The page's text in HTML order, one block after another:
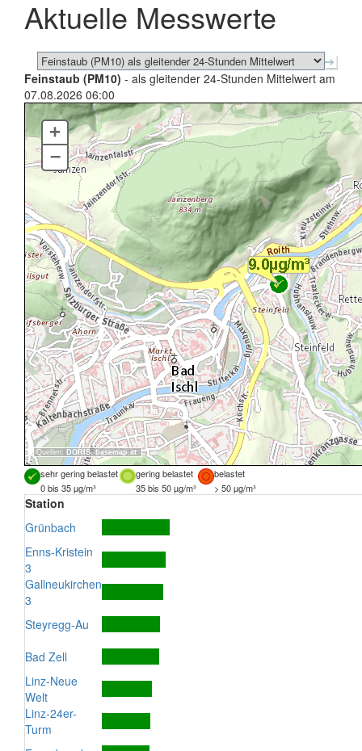
schließen
Aktuelle Messwerte
Feinstaub (PM10) - als gleitender 24-Stunden Mittelwert am
07.08.2026 06:00
Quellen: DORIS, basemap.at
+
–
sehr gering belastet gering belastet
belastet
0 bis 35 µg/m³
35 bis 50 µg/m³ > 50 µg/m³
Station
Grünbach
Enns-Kristein
3
Gallneukirchen
3
Steyregg-Au
Bad Zell
Linz-Neue
Welt
Linz-24er-
Turm